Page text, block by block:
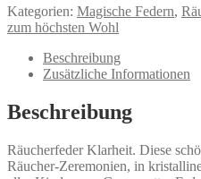
Kategorien: Magische Federn,
zum höchsten Wohl
Beschreibung
Zusätzliche Informationen
Beschreibung
Räucherfeder Klarheit. Diese
Räucher-Zeremonien, in